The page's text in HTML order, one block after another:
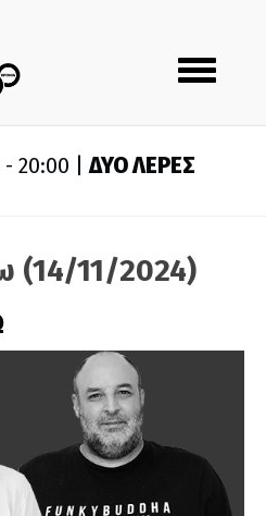
Toggle
navigation
- 20:00 |ΔΥΟ ΛΕΡΕΣ
(14/11/2024)